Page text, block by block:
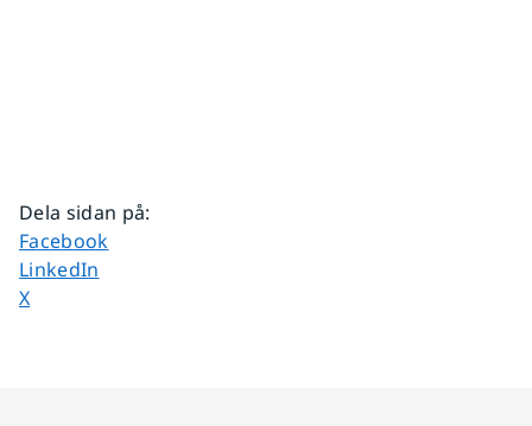
Dela sidan på:
Dela sidan på
Facebook
Dela sidan på
LinkedIn
Dela sidan på
X